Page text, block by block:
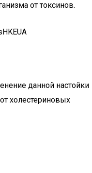
от токсинов.
данной настойки
холестериновых